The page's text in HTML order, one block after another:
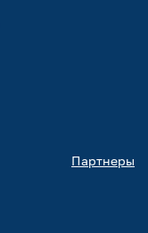
Партнеры